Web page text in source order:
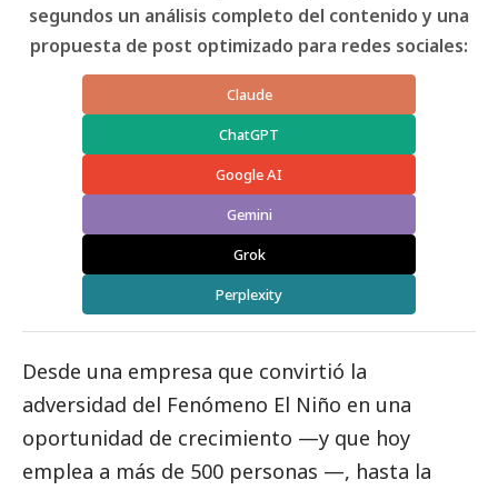
segundos un análisis completo del contenido y una
propuesta de post optimizado para redes sociales:
Claude
ChatGPT
Google AI
Gemini
Grok
Perplexity
Desde una empresa que convirtió la
adversidad del Fenómeno El Niño en una
oportunidad de crecimiento —y que hoy
emplea a más de 500 personas —, hasta la